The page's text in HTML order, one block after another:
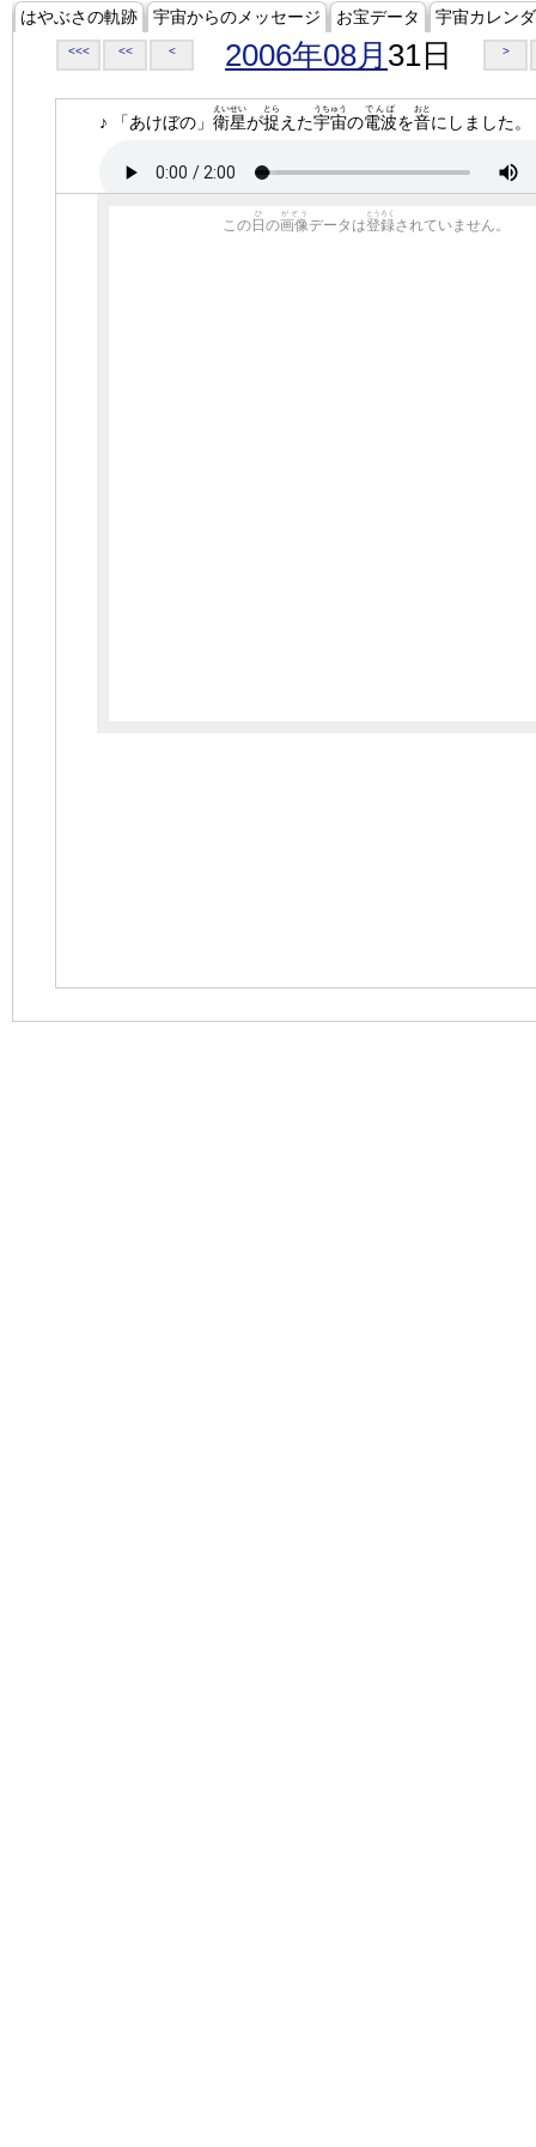
はやぶさの軌跡 宇宙からのメッセージ お宝データ 宇宙カレン
<<< << < 2006年08月 31日 >
♪ 「あけぼの」 衛星
えいせい
が捉
とら
えた宇宙
うちゅう
の電波
でんぱ
を音
おと
にしました。
この 日
ひ
の画像
がぞう
データは登録
とうろく
されていません。